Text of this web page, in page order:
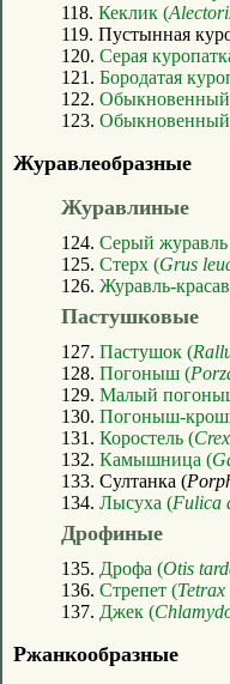
118. Кеклик (
119. Пустынная
120. Серая
121. Бородатая
122. Обыкновенный
123. Обыкновенный
Журавлеобразные
Журавлиные
124. Серый
125. Стерх (Grus
126. Журавль-
Пастушковые
127. Пастушок (
128. Погоныш (
129. Малый
130. Погоныш-
131. Коростель (
132. Камышница (
133. Султанка (
134. Лысуха (Fulica
Дрофиные
135. Дрофа (Otis
136. Стрепет (
137. Джек (
Ржанкообразные